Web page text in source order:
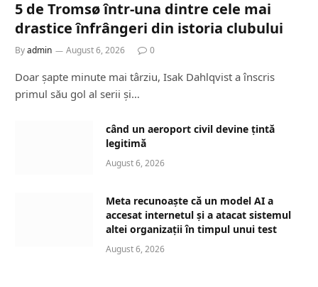
5 de Tromsø într-una dintre cele mai
drastice înfrângeri din istoria clubului
Byadmin August 6, 2026 0
Doar șapte minute mai târziu, Isak Dahlqvist a înscris
primul său gol al serii și…
când un aeroport civil devine țintă
legitimă
August 6, 2026
Meta recunoaște că un model AI a
accesat internetul și a atacat sistemul
altei organizații în timpul unui test
August 6, 2026